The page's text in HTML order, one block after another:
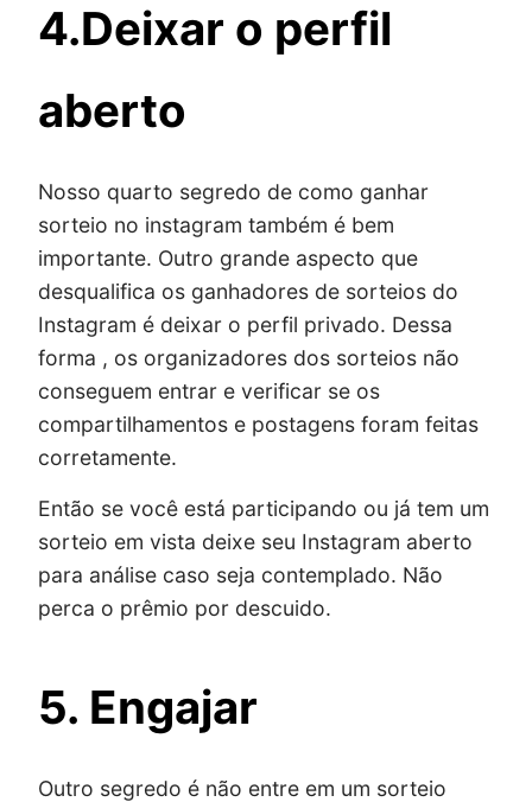
4.Deixar o perfil
aberto
Nosso quarto segredo de como ganhar
sorteio no instagram também é bem
importante. Outro grande aspecto que
desqualifica os ganhadores de sorteios do
Instagram é deixar o perfil privado. Dessa
forma , os organizadores dos sorteios não
conseguem entrar e verificar se os
compartilhamentos e postagens foram feitas
corretamente.
Então se você está participando ou já tem um
sorteio em vista deixe seu Instagram aberto
para análise caso seja contemplado. Não
perca o prêmio por descuido.
5. Engajar
Outro segredo é não entre em um sorteio